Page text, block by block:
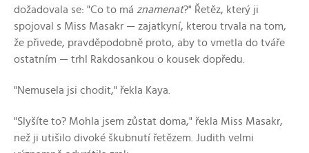
dožadovala se: "Co to má znamenat?" Řetěz, který ji
spojoval s Miss Masakr — zajatkyní, kterou trvala na tom,
že přivede, pravděpodobně proto, aby to vmetla do tváře
ostatním — trhl Rakdosankou o kousek dopředu.
"Nemusela jsi chodit," řekla Kaya.
"Slyšíte to? Mohla jsem zůstat doma," řekla Miss Masakr,
než ji utišilo divoké škubnutí řetězem. Judith velmi